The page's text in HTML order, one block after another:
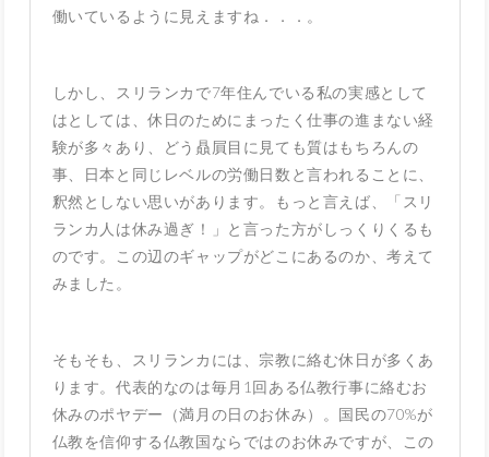
働いているように見えますね．．．。
しかし、スリランカで7年住んでいる私の実感として
はとしては、休日のためにまったく仕事の進まない経
験が多々あり、どう贔屓目に見ても質はもちろんの
事、日本と同じレベルの労働日数と言われることに、
釈然としない思いがあります。もっと言えば、「スリ
ランカ人は休み過ぎ！」と言った方がしっくりくるも
のです。この辺のギャップがどこにあるのか、考えて
みました。
そもそも、スリランカには、宗教に絡む休日が多くあ
ります。代表的なのは毎月1回ある仏教行事に絡むお
休みのポヤデー（満月の日のお休み）。国民の70%が
仏教を信仰する仏教国ならではのお休みですが、この